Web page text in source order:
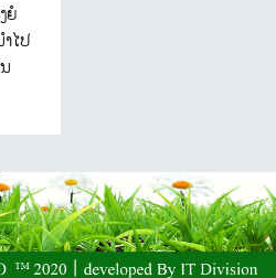
ຍໍ
ໄປ